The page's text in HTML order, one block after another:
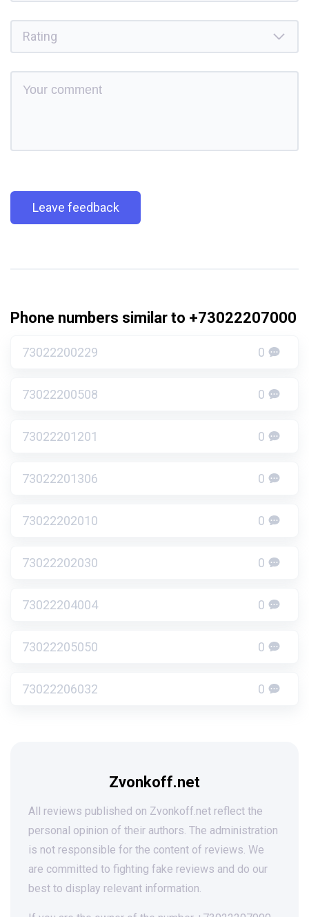
Leave feedback
Phone numbers similar to +73022207000
73022200229 0
73022200508 0
73022201201 0
73022201306 0
73022202010 0
73022202030 0
73022204004 0
73022205050 0
73022206032 0
Zvonkoff.net
All reviews published on Zvonkoff.net reflect the
personal opinion of their authors. The administration
is not responsible for the content of reviews. We
are committed to fighting fake reviews and do our
best to display relevant information.